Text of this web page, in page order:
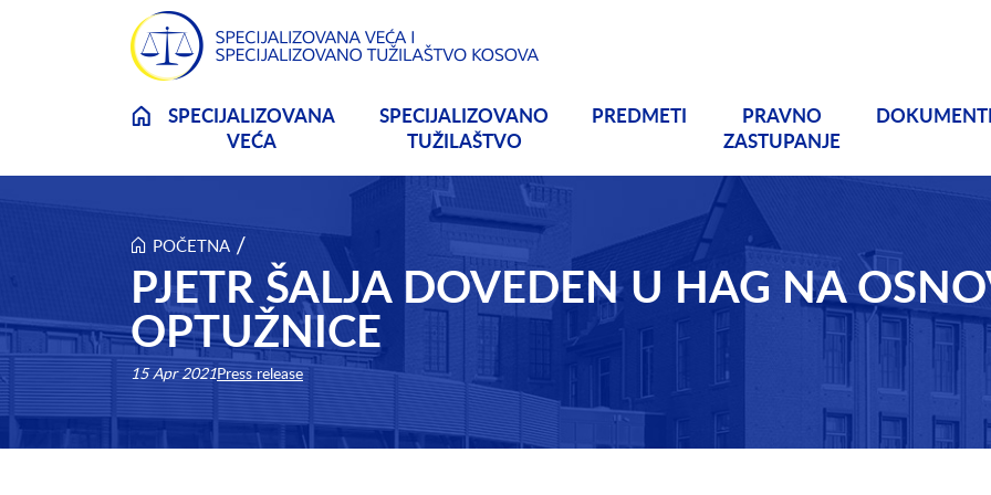
Skip to main content
SPECIJALIZOVANA
VEĆA
SPECIJALIZOVANO
TUŽILAŠTVO
PREDMETI
PRAVNO
ZASTUPANJE
DOKUMENTI
POČETNA /
PJETR ŠALJA DOVEDEN U HAG NA
OPTUŽNICE
15 Apr 2021Press release